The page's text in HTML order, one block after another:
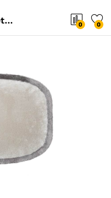
Ковёр Minotti Dibbets Frame Tonneau 0 0